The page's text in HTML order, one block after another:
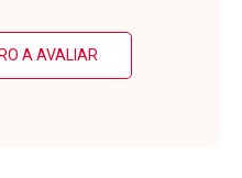
A AVALIAR